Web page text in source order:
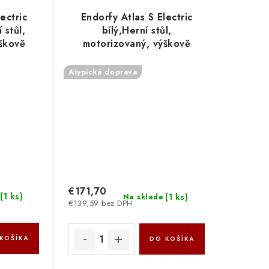
stůl,
(1 ks)
Endorfy Atlas S Electric
bílý,Herní stůl,
motorizovaný, výškově
management,
114×60cm,nosnost
Atypická doprava
Na sklade (1 ks)
€139,59 bez DPH
€171,70
DO KOŠÍKA